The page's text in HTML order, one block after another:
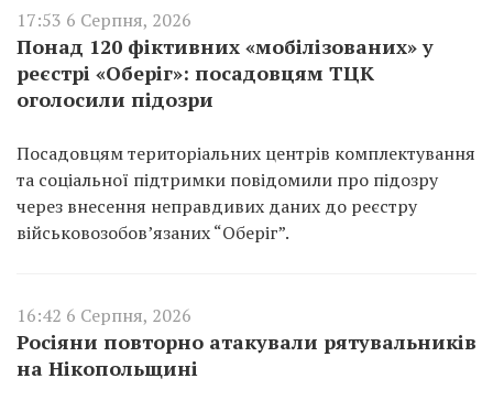
17:53 6 Серпня, 2026
Понад 120 фіктивних «мобілізованих» у
реєстрі «Оберіг»: посадовцям ТЦК
оголосили підозри
Посадовцям територіальних центрів комплектування
та соціальної підтримки повідомили про підозру
через внесення неправдивих даних до реєстру
військовозобов’язаних “Оберіг”.
16:42 6 Серпня, 2026
Росіяни повторно атакували рятувальників
на Нікопольщині